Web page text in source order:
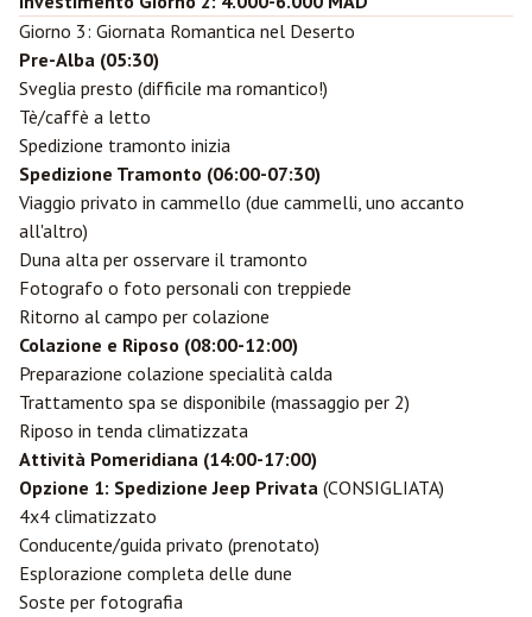
Giorno 3: Giornata Romantica nel Deserto
Pre-Alba (05:30)
Sveglia presto (difficile ma romantico!)
Tè/caffè a letto
Spedizione tramonto inizia
Spedizione Tramonto (06:00-07:30)
Viaggio privato in cammello (due cammelli, uno accanto
all'altro)
Duna alta per osservare il tramonto
Fotografo o foto personali con treppiede
Ritorno al campo per colazione
Colazione e Riposo (08:00-12:00)
Preparazione colazione specialità calda
Trattamento spa se disponibile (massaggio per 2)
Riposo in tenda climatizzata
Attività Pomeridiana (14:00-17:00)
Opzione 1: Spedizione Jeep Privata (CONSIGLIATA)
4x4 climatizzato
Conducente/guida privato (prenotato)
Esplorazione completa delle dune
Soste per fotografia